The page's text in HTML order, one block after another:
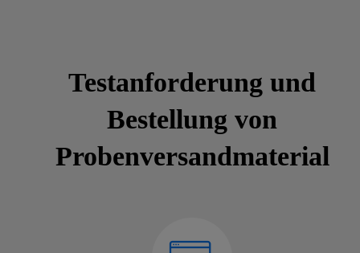
Testanforderung und
Bestellung von
Probenversandmaterial